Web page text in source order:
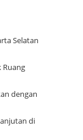
Selatan
Ruang
dengan
di